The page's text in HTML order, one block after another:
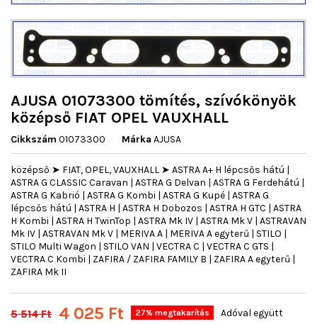
AJUSA 01073300 tömítés, szívókönyök
középső FIAT OPEL VAUXHALL
Cikkszám 01073300 Márka AJUSA
középső ➤ FIAT, OPEL, VAUXHALL ➤ ASTRA A+ H lépcsős hátú |
ASTRA G CLASSIC Caravan | ASTRA G Delvan | ASTRA G Ferdehátú |
ASTRA G Kabrió | ASTRA G Kombi | ASTRA G Kupé | ASTRA G
lépcsős hátú | ASTRA H | ASTRA H Dobozos | ASTRA H GTC | ASTRA
H Kombi | ASTRA H TwinTop | ASTRA Mk IV | ASTRA Mk V | ASTRAVAN
Mk IV | ASTRAVAN Mk V | MERIVA A | MERIVA A egyterű | STILO |
STILO Multi Wagon | STILO VAN | VECTRA C | VECTRA C GTS |
VECTRA C Kombi | ZAFIRA / ZAFIRA FAMILY B | ZAFIRA A egyterű |
ZAFIRA Mk II
5 514 Ft 4 025 Ft 27% megtakarítás Adóval együtt